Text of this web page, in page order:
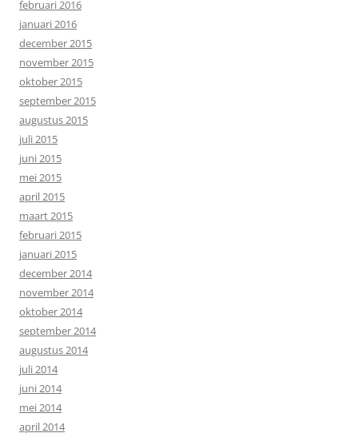
februari 2016
januari 2016
december 2015
november 2015
oktober 2015
september 2015
augustus 2015
juli 2015
juni 2015
mei 2015
april 2015
maart 2015
februari 2015
januari 2015
december 2014
november 2014
oktober 2014
september 2014
augustus 2014
juli 2014
juni 2014
mei 2014
april 2014